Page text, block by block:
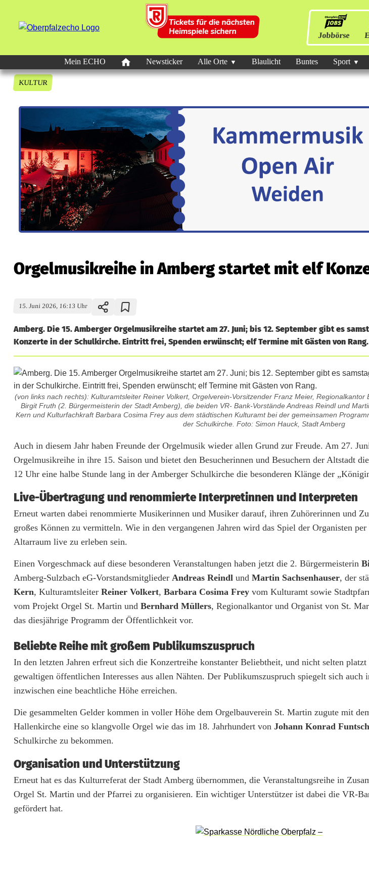
Jobbörse
Mein ECHO Newsticker Alle Orte Blaulicht Buntes Sport
KULTUR
Orgelmusikreihe in Amberg startet mit elf
15. Juni 2026, 16:13 Uhr
Amberg. Die 15. Amberger Orgelmusikreihe startet am 27. Juni; bis 12. September gibt es
Konzerte in der Schulkirche. Eintritt frei, Spenden erwünscht; elf Termine mit Gästen von Rang.
(von links nach rechts): Kulturamtsleiter Reiner Volkert, Orgelverein-Vorsitzender Franz Meier, Regionalkantor
Birgit Fruth (2. Bürgermeisterin der Stadt Amberg), die beiden VR- Bank-Vorstände Andreas Reindl und
Kern und Kulturfachkraft Barbara Cosima Frey aus dem städtischen Kulturamt bei der gemeinsamen
der Schulkirche. Foto: Simon Hauck, Stadt Amberg
O
r
e
l
m
u
s
k
r
e
i
h
e
i
A
m
b
Auch in diesem Jahr haben Freunde der Orgelmusik wieder allen Grund zur Freude. Am 27.
Orgelmusikreihe in ihre 15. Saison und bietet den Besucherinnen und Besuchern der Altstadt
12 Uhr eine halbe Stunde lang in der Amberger Schulkirche die besonderen Klänge der
Live-Übertragung und renommierte Interpretinnen und Interpreten
Erneut warten dabei renommierte Musikerinnen und Musiker darauf, ihren Zuhörerinnen und
großes Können zu vermitteln. Wie in den vergangenen Jahren wird das Spiel der Organisten
Altarraum live zu erleben sein.
Einen Vorgeschmack auf diese besonderen Veranstaltungen haben jetzt die 2. Bürgermeisterin
Amberg-Sulzbach eG-Vorstandsmitglieder Andreas Reindl und Martin Sachsenhauser, der
Kern, Kulturamtsleiter Reiner Volkert, Barbara Cosima Frey vom Kulturamt sowie
vom Projekt Orgel St. Martin und Bernhard Müllers, Regionalkantor und Organist von St.
das diesjährige Programm der Öffentlichkeit vor.
Beliebte Reihe mit großem Publikumszuspruch
In den letzten Jahren erfreut sich die Konzertreihe konstanter Beliebtheit, und nicht selten
gewaltigen öffentlichen Interesses aus allen Nähten. Der Publikumszuspruch spiegelt sich auch
inzwischen eine beachtliche Höhe erreichen.
Die gesammelten Gelder kommen in voller Höhe dem Orgelbauverein St. Martin zugute mit
Hallenkirche eine so klangvolle Orgel wie das im 18. Jahrhundert von Johann Konrad Funtsch
Schulkirche zu bekommen.
Organisation und Unterstützung
Erneut hat es das Kulturreferat der Stadt Amberg übernommen, die Veranstaltungsreihe in
Orgel St. Martin und der Pfarrei zu organisieren. Ein wichtiger Unterstützer ist dabei die VR-
gefördert hat.